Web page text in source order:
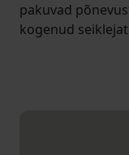
pakuvad
kogenud